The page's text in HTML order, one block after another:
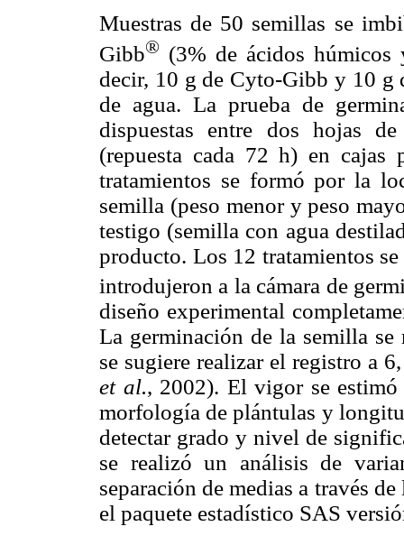
Muestras de 50 semillas se
Gibb® (3% de ácidos
decir, 10 g de Cyto-Gibb y 10
de agua. La prueba de
dispuestas entre dos hojas
(repuesta cada 72 h) en
tratamientos se formó por la
semilla (peso menor y peso
testigo (semilla con agua
producto. Los 12 tratamientos
introdujeron a la cámara de
diseño experimental
La germinación de la semilla se
se sugiere realizar el registro a
et al., 2002). El vigor se
morfología de plántulas y
detectar grado y nivel de
se realizó un análisis de
separación de medias a través
el paquete estadístico SAS